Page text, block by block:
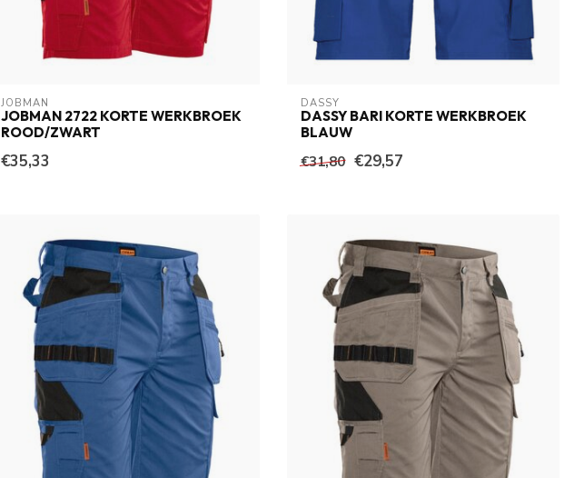
JOBMAN
JOBMAN 2722 KORTE WERKBROEK
ROOD/ZWART
€35,33
DASSY
DASSY BARI KORTE WERKBROEK
BLAUW
€31,80 €29,57